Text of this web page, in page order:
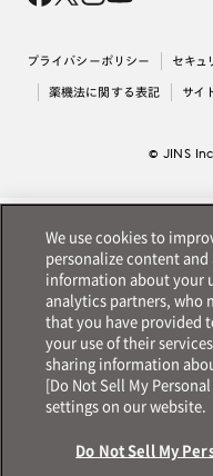
出店について
プライバシーポリシー セキュ
薬機法に関する表記 サイ
© JINS
We use cookies to
personalize content and
information about your
analytics partners, who
that you have provided
your use of their
sharing information
[Do Not Sell My
settings on our website.
Do Not Sell My